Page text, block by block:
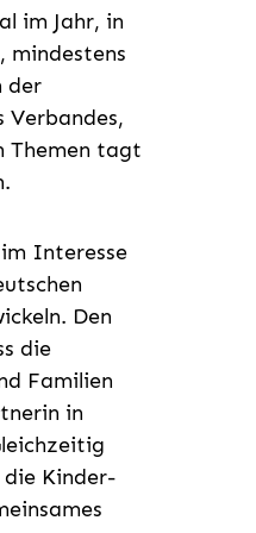
im Jahr, in
mindestens
der
Verbandes,
Themen tagt
Interesse
Den
die
Familien
in
Kinder-